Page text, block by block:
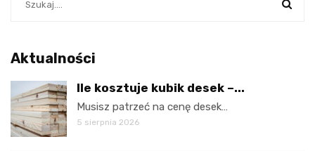
Aktualności
Ile kosztuje kubik desek –...
Musisz patrzeć na cenę desek…
5 sierpnia 2026